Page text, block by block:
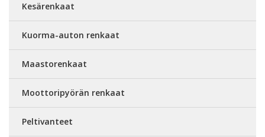
Kesärenkaat
Kuorma-auton renkaat
Maastorenkaat
Moottoripyörän renkaat
Peltivanteet